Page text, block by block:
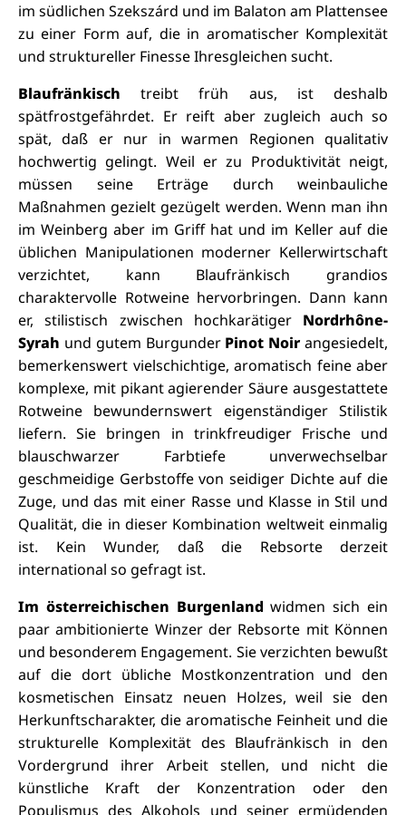
im südlichen Szekszárd und im Balaton am Plattensee
zu einer Form auf, die in aromatischer Komplexität
und struktureller Finesse Ihresgleichen sucht.
Blaufränkisch treibt früh aus, ist deshalb
spätfrostgefährdet. Er reift aber zugleich auch so
spät, daß er nur in warmen Regionen qualitativ
hochwertig gelingt. Weil er zu Produktivität neigt,
müssen seine Erträge durch weinbauliche
Maßnahmen gezielt gezügelt werden. Wenn man ihn
im Weinberg aber im Griff hat und im Keller auf die
üblichen Manipulationen moderner Kellerwirtschaft
verzichtet, kann Blaufränkisch grandios
charaktervolle Rotweine hervorbringen. Dann kann
er, stilistisch zwischen hochkarätiger Nordrhône-
Syrah und gutem Burgunder Pinot Noir angesiedelt,
bemerkenswert vielschichtige, aromatisch feine aber
komplexe, mit pikant agierender Säure ausgestattete
Rotweine bewundernswert eigenständiger Stilistik
liefern. Sie bringen in trinkfreudiger Frische und
blauschwarzer Farbtiefe unverwechselbar
geschmeidige Gerbstoffe von seidiger Dichte auf die
Zuge, und das mit einer Rasse und Klasse in Stil und
Qualität, die in dieser Kombination weltweit einmalig
ist. Kein Wunder, daß die Rebsorte derzeit
international so gefragt ist.
Im österreichischen Burgenland widmen sich ein
paar ambitionierte Winzer der Rebsorte mit Können
und besonderem Engagement. Sie verzichten bewußt
auf die dort übliche Mostkonzentration und den
kosmetischen Einsatz neuen Holzes, weil sie den
Herkunftscharakter, die aromatische Feinheit und die
strukturelle Komplexität des Blaufränkisch in den
Vordergrund ihrer Arbeit stellen, und nicht die
künstliche Kraft der Konzentration oder den
Populismus des Alkohols und seiner ermüdenden